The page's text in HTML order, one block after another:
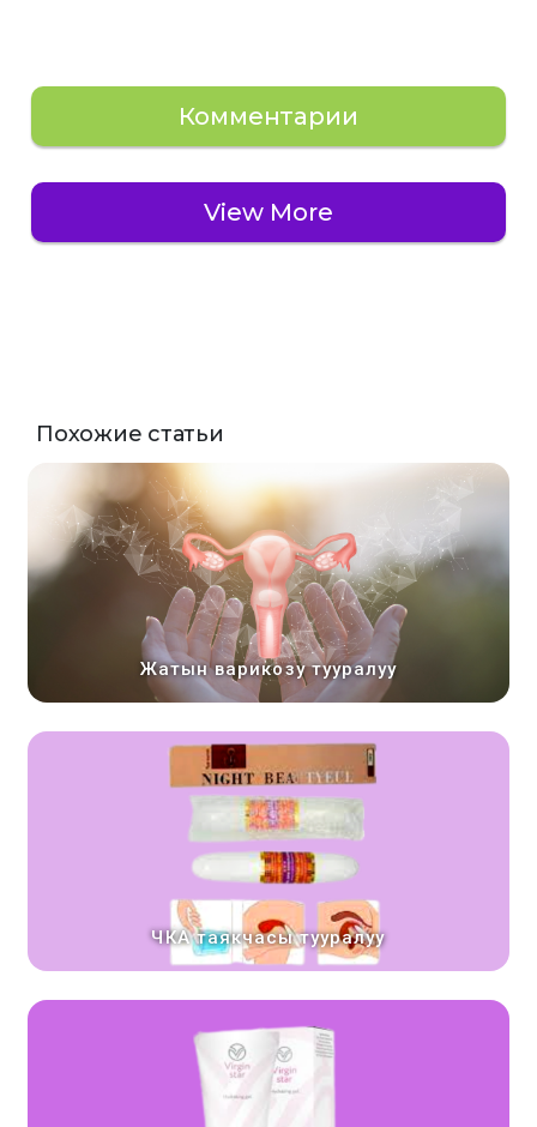
Комментарии
View More
Похожие статьи
Жатын варикозу тууралуу
ЧКА таякчасы тууралуу